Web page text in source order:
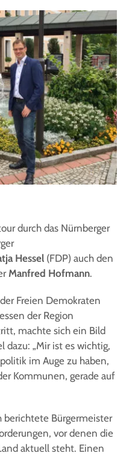
durch das Nürnberger
Hessel (FDP) auch den
Manfred Hofmann.
Freien Demokraten
der Region
machte sich ein Bild
dazu: „Mir ist es wichtig,
im Auge zu haben,
Kommunen, gerade auf
berichtete Bürgermeister
vor denen die
aktuell steht. Einen